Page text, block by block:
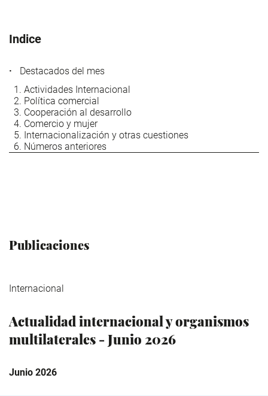
Indice
Destacados del mes
Actividades Internacional
Política comercial
Cooperación al desarrollo
Comercio y mujer
Internacionalización y otras cuestiones
Números anteriores
Publicaciones
Internacional
Actualidad internacional y organismos
multilaterales - Junio 2026
Junio 2026